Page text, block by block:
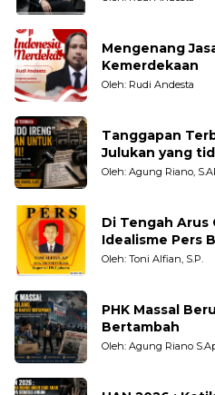
Mengenang
Kemerdekaan
Oleh: Rudi Andesta
Tanggapan
Julukan yang tidak Adil untuk Wartawan,
Pengamat dan
Oleh: Agung Riano,
Di Tengah Arus
Idealisme Pers
Oleh: Toni Alfian, S.P.
PHK Massal
Bertambah
Oleh: Agung Riano